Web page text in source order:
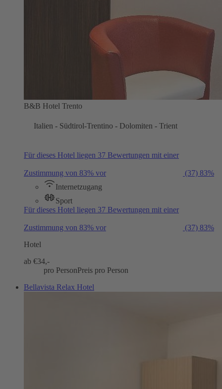
B&B Hotel Trento
Italien - Südtirol-Trentino - Dolomiten - Trient
Für dieses Hotel liegen 37 Bewertungen mit einer
Zustimmung von 83% vor (37) 83%
Internetzugang
Sport
Für dieses Hotel liegen 37 Bewertungen mit einer
Zustimmung von 83% vor (37) 83%
Hotel
ab €34,-
pro PersonPreis pro Person
Bellavista Relax Hotel